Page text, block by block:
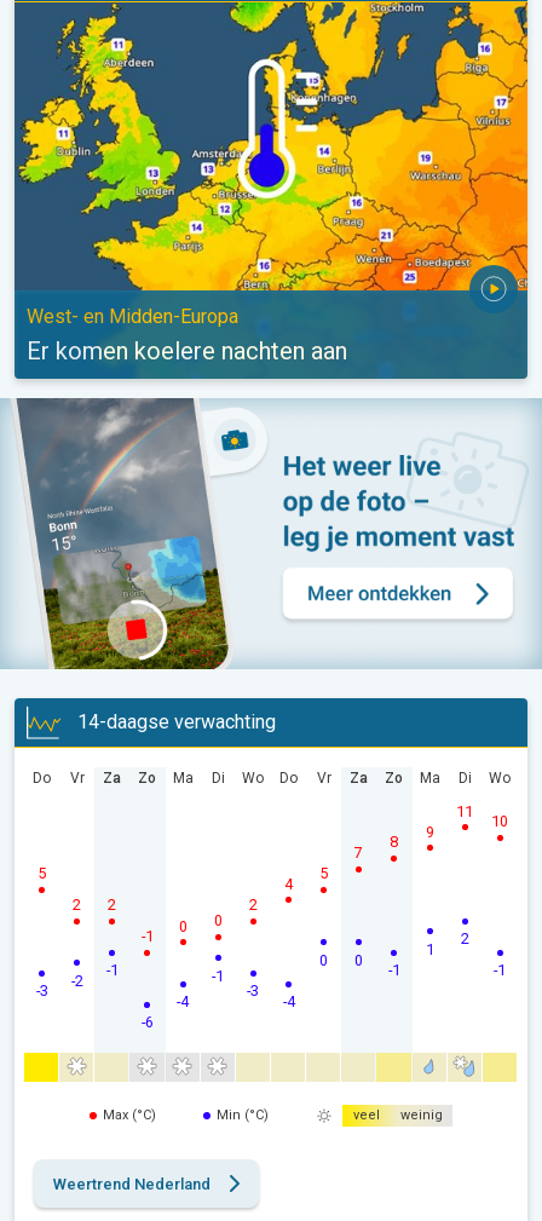
Er komen koelere nachten aan. West- en Midden-Europa. . .
West- en Midden-Europa
Er komen koelere nachten aan
14-daagse verwachting
Do
-3
5
Vr
-2
2
Za
-1
2
Zo
-6
-1
Ma
-4
0
Di
-1
0
Wo
-3
2
Do
-4
4
Vr
0
5
Za
0
7
Zo
-1
8
Ma
1
9
Di
2
11
Wo
-1
10
Max (°C) Min (°C) veel weinig
Weertrend Nederland